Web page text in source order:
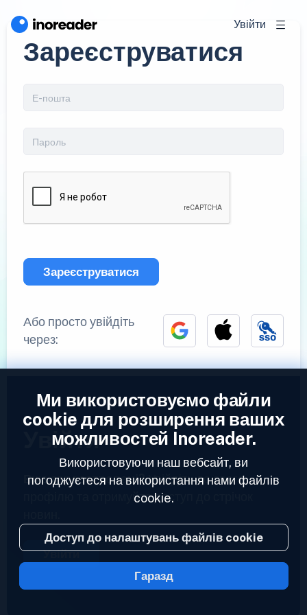
Увійти
Зареєструватися
Зареєструватися
Або просто увійдіть
через:
Увійти
Вже зареєстровані?Увійдіть до свого
профілю та отримуйте доступ до стрічок
Увійти
2023 © Inoreader
Ми використовуємо файли
cookie для розширення ваших
можливостей Inoreader.
Використовуючи наш вебсайт, ви
погоджуєтеся на використання нами файлів
cookie.
Доступ до налаштувань файлів cookie
Гаразд